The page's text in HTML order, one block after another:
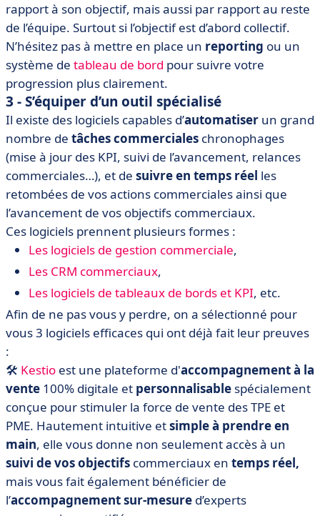
rapport à son objectif, mais aussi par rapport au reste
de l’équipe. Surtout si l’objectif est d’abord collectif.
N’hésitez pas à mettre en place un reporting ou un
système de tableau de bord pour suivre votre
progression plus clairement.
3 - S’équiper d’un outil spécialisé
Il existe des logiciels capables d’automatiser un grand
nombre de tâches commerciales chronophages
(mise à jour des KPI, suivi de l’avancement, relances
commerciales…), et de suivre en temps réel les
retombées de vos actions commerciales ainsi que
l’avancement de vos objectifs commerciaux.
Ces logiciels prennent plusieurs formes :
Les logiciels de gestion commerciale,
Les CRM commerciaux,
Les logiciels de tableaux de bords et KPI, etc.
Afin de ne pas vous y perdre, on a sélectionné pour
vous 3 logiciels efficaces qui ont déjà fait leur preuves
:
🛠 Kestio est une plateforme d'accompagnement à la
vente 100% digitale et personnalisable spécialement
conçue pour stimuler la force de vente des TPE et
PME. Hautement intuitive etsimple à prendre en
main, elle vous donne non seulement accès à un
suivi de vos objectifs commerciaux en temps réel,
mais vous fait également bénéficier de
l’accompagnement sur-mesure d’experts